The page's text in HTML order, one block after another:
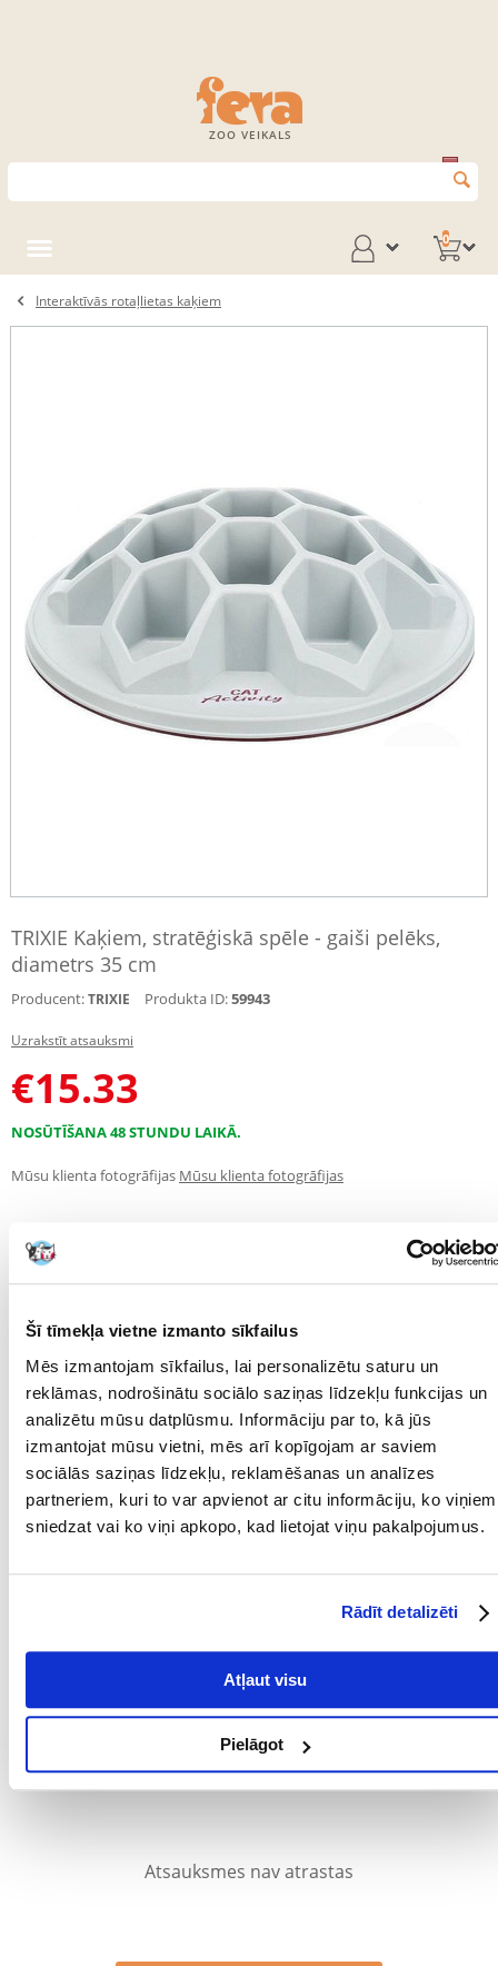
Šī tīmekļa vietne izmanto sīkfailus
Mēs izmantojam sīkfailus, lai personalizētu saturu un
reklāmas, nodrošinātu sociālo saziņas līdzekļu funkcijas un
analizētu mūsu datplūsmu. Informāciju par to, kā jūs
izmantojat mūsu vietni, mēs arī kopīgojam ar saviem
sociālās saziņas līdzekļu, reklamēšanas un analīzes
partneriem, kuri to var apvienot ar citu informāciju, ko viņiem
sniedzat vai ko viņi apkopo, kad lietojat viņu pakalpojumus.
Rādīt detalizēti
Atļaut visu
Pielāgot
ZOO VEIKALS
0
Interaktīvās rotaļlietas kaķiem
TRIXIE Kaķiem, stratēģiskā spēle - gaiši pelēks,
diametrs 35 cm
Producent:TRIXIE Produkta ID:59943
Uzrakstīt atsauksmi
€15.33
NOSŪTĪŠANA 48 STUNDU LAIKĀ.
Mūsu klienta fotogrāfijas Mūsu klienta fotogrāfijas
APRAKSTS
ATSAUKSMES
-Rotaļlieta ar bišu šūnām līdzīgiem iedobumiem
-var izmantot sausai pārtikai
-sausai pārtikai
-kaķiem, kas vecāki par 3 mēnešiem
-neslīd, pateicoties gumijas pamatnei
-izgatavots no plastmasas
Izmēri: ø 35 cm
Krāsa: pelēka
Tikai reģistrēti FERA24.LV klienti, kuri ir iegādājušies produktu,
var dot tai vērtējumu. Ar zvaigznītēm norādītais vērtējums ir
vidējais no visiem vērtējumiem. Pēc atsauksmju apstrādes mēs
publicēsim gan pozitīvus, gan negatīvus vērtējumus.
Atsauksmes nav atrastas